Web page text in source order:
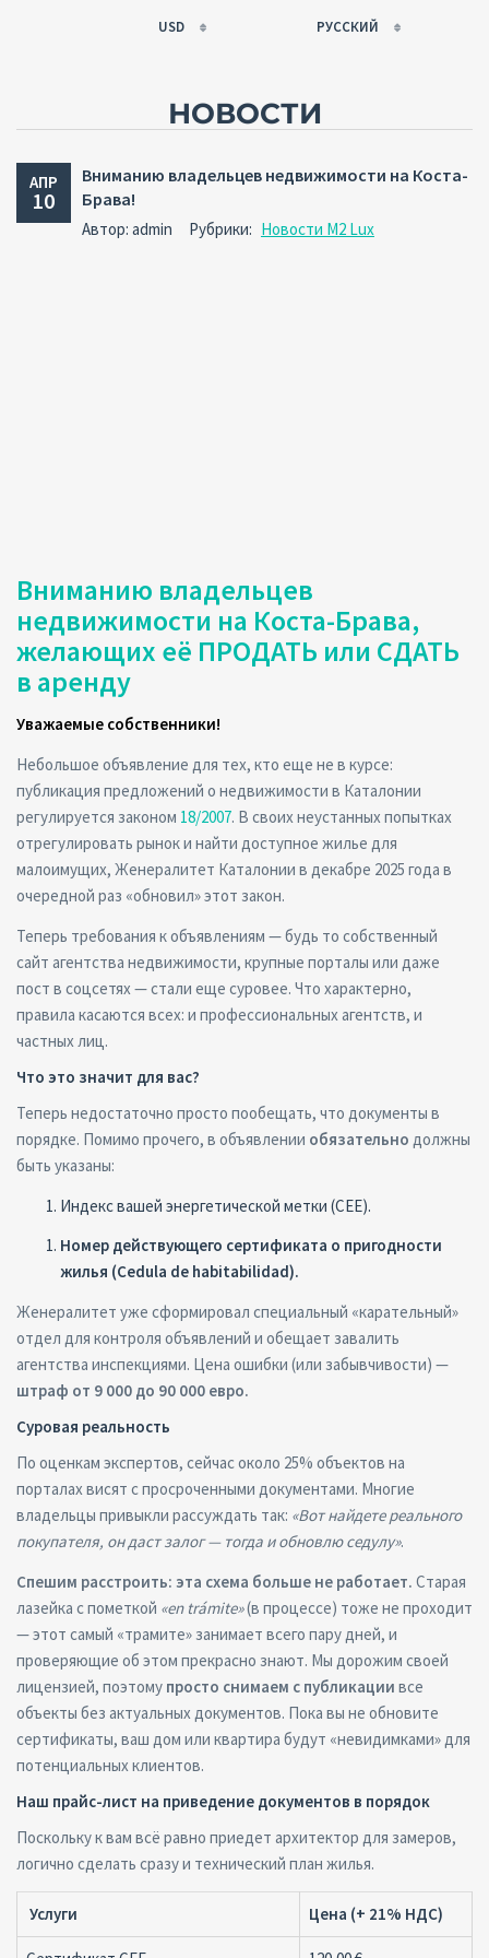
USD
RUB
РУССКИЙ
ESPAÑOL
НОВОСТИ
АПР
10
Вниманию владельцев недвижимости на Коста-
Брава!
Автор: admin Рубрики: Новости M2 Lux
Вниманию владельцев
недвижимости на Коста-Брава,
желающих её ПРОДАТЬ или СДАТЬ
в аренду
Уважаемые собственники!
Небольшое объявление для тех, кто еще не в курсе:
публикация предложений о недвижимости в Каталонии
регулируется законом 18/2007. В своих неустанных попытках
отрегулировать рынок и найти доступное жилье для
малоимущих, Женералитет Каталонии в декабре 2025 года в
очередной раз «обновил» этот закон.
Теперь требования к объявлениям — будь то собственный
сайт агентства недвижимости, крупные порталы или даже
пост в соцсетях — стали еще суровее. Что характерно,
правила касаются всех: и профессиональных агентств, и
частных лиц.
Что это значит для вас?
Теперь недостаточно просто пообещать, что документы в
порядке. Помимо прочего, в объявлении обязательно должны
быть указаны:
Индекс вашей энергетической метки (CEE).
Номер действующего сертификата о пригодности
жилья (Cedula de habitabilidad).
Женералитет уже сформировал специальный «карательный»
отдел для контроля объявлений и обещает завалить
агентства инспекциями. Цена ошибки (или забывчивости) —
штраф от 9 000 до 90 000 евро.
Суровая реальность
По оценкам экспертов, сейчас около 25% объектов на
порталах висят с просроченными документами. Многие
владельцы привыкли рассуждать так: «Вот найдете реального
покупателя, он даст залог — тогда и обновлю седулу».
Спешим расстроить: эта схема больше не работает. Старая
лазейка с пометкой «entrámite»(в процессе) тоже не проходит
— этот самый «трамите» занимает всего пару дней, и
проверяющие об этом прекрасно знают. Мы дорожим своей
лицензией, поэтому просто снимаем с публикации все
объекты без актуальных документов. Пока вы не обновите
сертификаты, ваш дом или квартира будут «невидимками» для
потенциальных клиентов.
Наш прайс-лист на приведение документов в порядок
Поскольку к вам всё равно приедет архитектор для замеров,
логично сделать сразу и технический план жилья.
Услуги Цена (+ 21% НДС)